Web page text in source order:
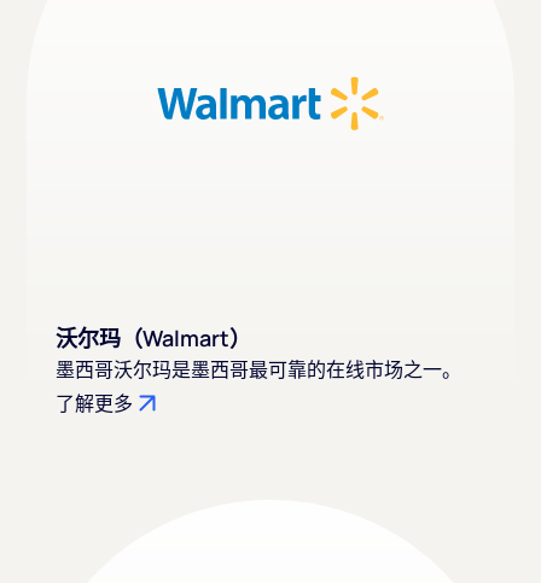
沃尔玛（Walmart）
墨西哥沃尔玛是墨西哥最可靠的在线市场之一。
了解更多